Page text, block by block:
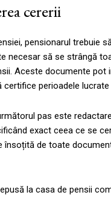
cererii
pensionarul trebuie
necesar să se strângă
Aceste documente
perioadele
pas este
exact ceea ce se
de toate
la casa de pensii